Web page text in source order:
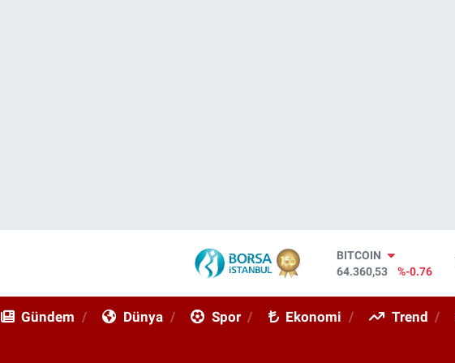
DOLAR
47,7069
%0.17
STERLİN
Gündem Dünya Spor Ekonomi Trend